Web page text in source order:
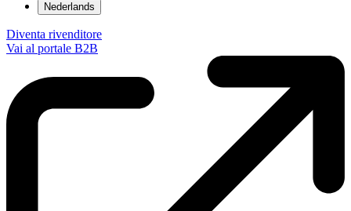
Nederlands
Diventa rivenditore
Vai al portale B2B